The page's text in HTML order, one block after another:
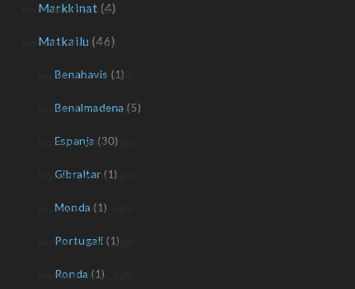
Markkinat (4)
Matkailu (46)
Benahavis (1)
Benalmadena (5)
Espanja (30)
Gibraltar (1)
Monda (1)
Portugali (1)
Ronda (1)